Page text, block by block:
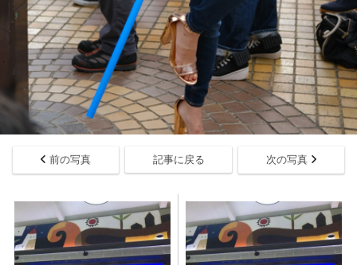
前の写真 記事に戻る 次の写真